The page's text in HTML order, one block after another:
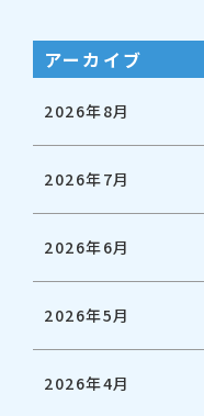
アーカイブ
2026年8月
2026年7月
2026年6月
2026年5月
2026年4月